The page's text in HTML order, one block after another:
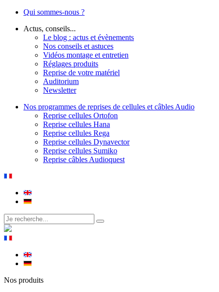
Qui sommes-nous ?
Actus, conseils...
Le blog : actus et évènements
Nos conseils et astuces
Vidéos montage et entretien
Réglages produits
Reprise de votre matériel
Auditorium
Newsletter
Nos programmes de reprises de cellules et câbles Audio
Reprise cellules Ortofon
Reprise cellules Hana
Reprise cellules Rega
Reprise cellules Dynavector
Reprise cellules Sumiko
Reprise câbles Audioquest
Nos produits